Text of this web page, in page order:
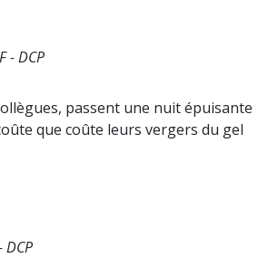
- DCP
passent une nuit épuisante
que coûte leurs vergers du gel
DCP